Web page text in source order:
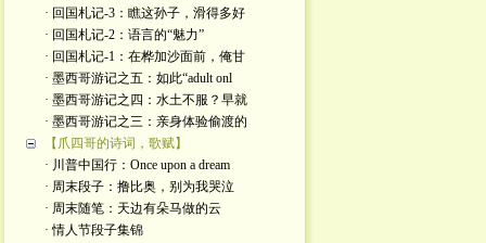
· 回国札记-3：瞧这孙子，滑得多好
· 回国札记-2：语言的“魅力”
· 回国札记-1：在桦加沙面前，俺甘
· 墨西哥游记之五：如此“adult onl
· 墨西哥游记之四：水土不服？早就
· 墨西哥游记之三：亲身体验偷渡的
【爪四哥的诗词，歌赋】
· 川普中国行：Once upon a dream
· 周末段子：撸比奥，别为我哭泣
· 周末随笔：天边有朵马做的云
· 情人节段子集锦